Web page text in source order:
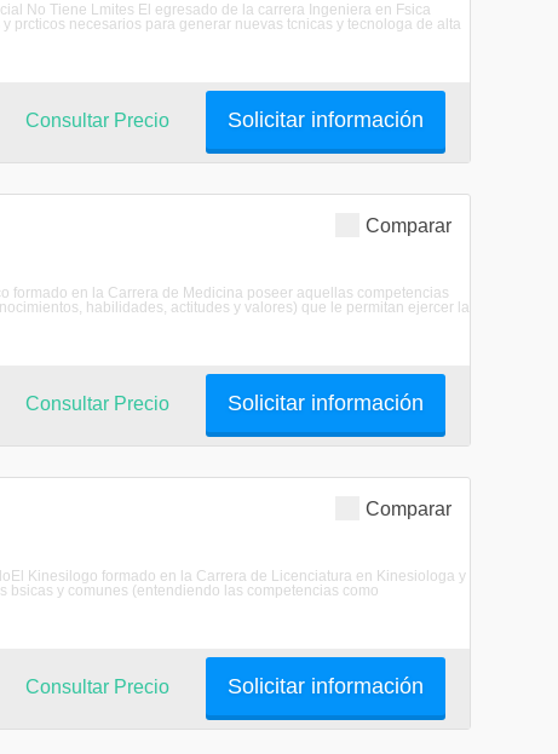
No Tiene Lmites El egresado de la carrera Ingeniera en Fsica
prcticos necesarios para generar nuevas tcnicas y tecnologa de alta
Solicitar información
Consultar Precio
Comparar
formado en la Carrera de Medicina poseer aquellas competencias
habilidades, actitudes y valores) que le permitan ejercer la
Solicitar información
Consultar Precio
Comparar
Kinesilogo formado en la Carrera de Licenciatura en Kinesiologa y
y comunes (entendiendo las competencias como
Solicitar información
Consultar Precio